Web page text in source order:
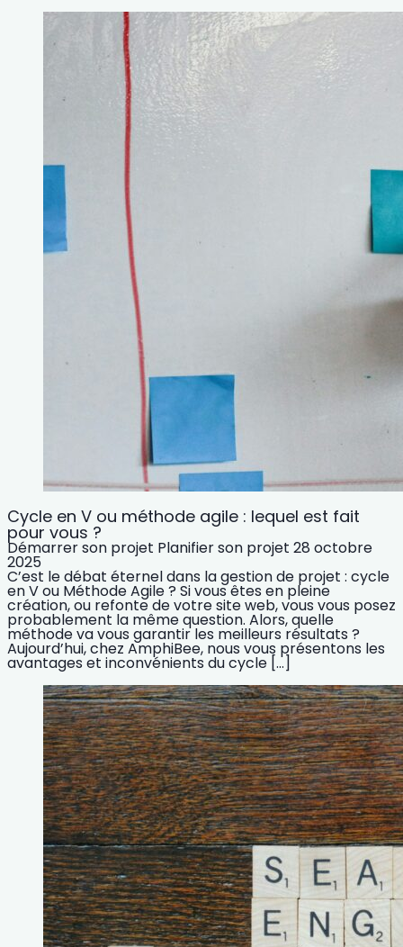
Cycle en V ou méthode agile : lequel est fait
pour vous ?
Démarrer son projet Planifier son projet 28 octobre
2025
C’est le débat éternel dans la gestion de projet : cycle
en V ou Méthode Agile ? Si vous êtes en pleine
création, ou refonte de votre site web, vous vous posez
probablement la même question. Alors, quelle
méthode va vous garantir les meilleurs résultats ?
Aujourd’hui, chez AmphiBee, nous vous présentons les
avantages et inconvénients du cycle […]